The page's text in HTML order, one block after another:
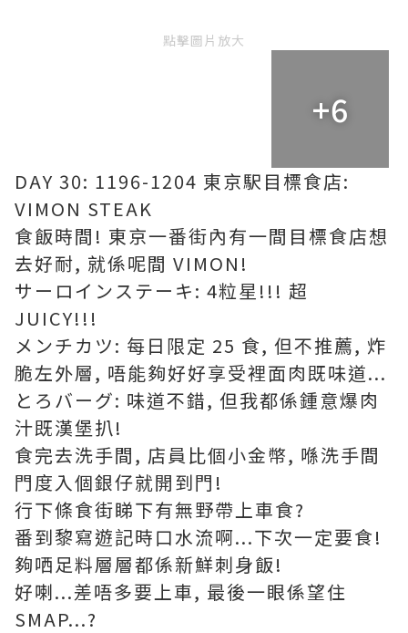
點擊圖片放大
+6
DAY 30: 1196-1204 東京駅目標食店:
VIMON STEAK
食飯時間! 東京一番街內有一間目標食店想
去好耐, 就係呢間 VIMON!
サーロインステーキ: 4粒星!!! 超
JUICY!!!
メンチカツ: 每日限定 25 食, 但不推薦, 炸
脆左外層, 唔能夠好好享受裡面肉既味道...
とろバーグ: 味道不錯, 但我都係鍾意爆肉
汁既漢堡扒!
食完去洗手間, 店員比個小金幣, 喺洗手間
門度入個銀仔就開到門!
行下條食街睇下有無野帶上車食?
番到黎寫遊記時口水流啊...下次一定要食!
夠哂足料層層都係新鮮刺身飯!
好喇...差唔多要上車, 最後一眼係望住
SMAP...?